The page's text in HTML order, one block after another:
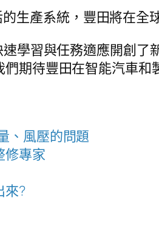
生產系統，豐田將在
學習與任務適應開創
期待豐田在智能汽車
、風壓的問題
修專家
來?